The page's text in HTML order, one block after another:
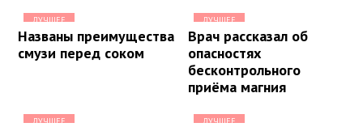
ЛУЧШЕЕ
Названы преимущества
смузи перед соком
ЛУЧШЕЕ
Врач рассказал об
опасностях
бесконтрольного
приёма магния
ЛУЧШЕЕ ЛУЧШЕЕ